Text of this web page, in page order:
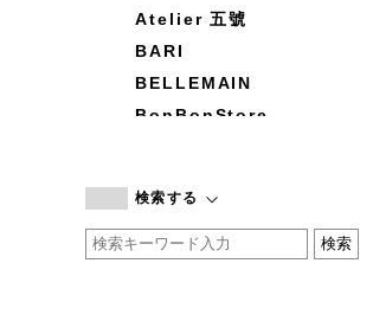
Atelier 五號
BARI
BELLEMAIN
BonBonStore
by basics
CATWORTH
検索する